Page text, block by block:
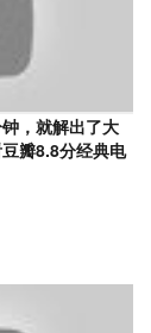
，就解出了大
瓣8.8分经典电